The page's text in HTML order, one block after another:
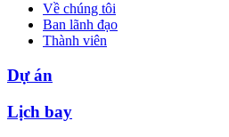
Về chúng tôi
Ban lãnh đạo
Thành viên
Dự án
Lịch bay